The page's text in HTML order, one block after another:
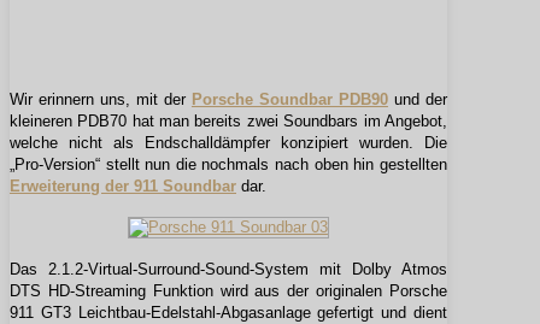
Wir erinnern uns, mit der Porsche Soundbar PDB90und der
kleineren PDB70 hat man bereits zwei Soundbars im Angebot,
welche nicht als Endschalldämpfer konzipiert wurden. Die
„Pro-Version“ stellt nun die nochmals nach oben hin gestellten
Erweiterung der 911 Soundbar dar.
Das 2.1.2-Virtual-Surround-Sound-System mit Dolby Atmos
DTS HD-Streaming Funktion wird aus der originalen Porsche
911 GT3 Leichtbau-Edelstahl-Abgasanlage gefertigt und dient